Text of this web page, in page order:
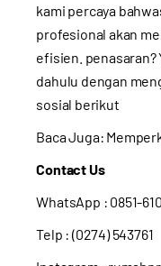
kami percaya
profesional akan
efisien.
dahulu dengan
sosial berikut
Baca Juga:
Contact Us
WhatsApp : 0851-
Telp : (0274) 543761